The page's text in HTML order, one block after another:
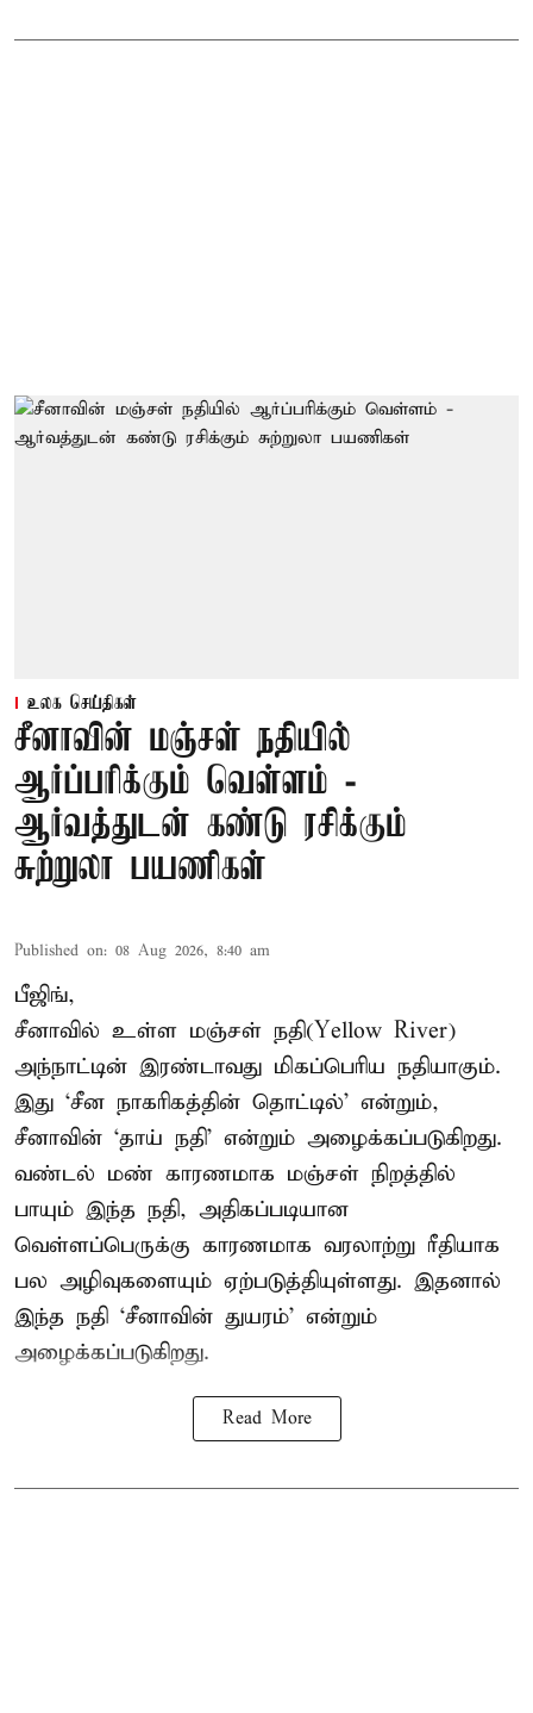
உலக செய்திகள்
சீனாவின் மஞ்சள் நதியில்
ஆர்ப்பரிக்கும் வெள்ளம் -
ஆர்வத்துடன் கண்டு ரசிக்கும்
சுற்றுலா பயணிகள்
Published on: 08 Aug 2026, 8:40 am
பீஜிங்,
சீனாவில் உள்ள மஞ்சள் நதி(Yellow River)
அந்நாட்டின் இரண்டாவது மிகப்பெரிய நதியாகும்.
இது ‘சீன நாகரிகத்தின் தொட்டில்’ என்றும்,
சீனாவின் ‘தாய் நதி’ என்றும் அழைக்கப்படுகிறது.
வண்டல் மண் காரணமாக மஞ்சள் நிறத்தில்
பாயும் இந்த நதி, அதிகப்படியான
வெள்ளப்பெருக்கு காரணமாக வரலாற்று ரீதியாக
பல அழிவுகளையும் ஏற்படுத்தியுள்ளது. இதனால்
இந்த நதி ‘சீனாவின் துயரம்’ என்றும்
அழைக்கப்படுகிறது.
Read More